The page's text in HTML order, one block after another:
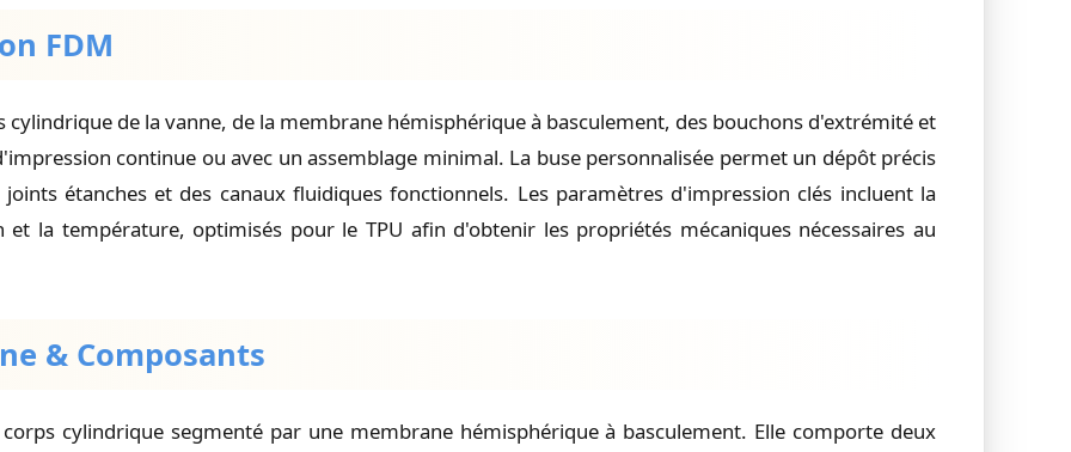
FDM
de la vanne, de la membrane hémisphérique à basculement, des bouchons d'extrémité et
continue ou avec un assemblage minimal. La buse personnalisée permet un dépôt précis
étanches et des canaux fluidiques fonctionnels. Les paramètres d'impression clés incluent la
la température, optimisés pour le TPU afin d'obtenir les propriétés mécaniques nécessaires au
& Composants
cylindrique segmenté par une membrane hémisphérique à basculement. Elle comporte deux